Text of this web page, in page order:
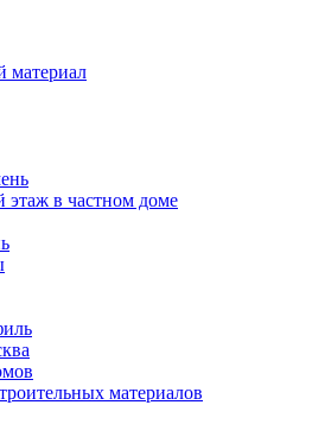
материал
этаж в частном доме
материалов